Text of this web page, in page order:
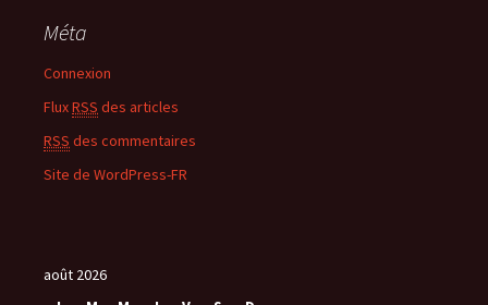
Méta
Connexion
FluxRSS des articles
RSS des commentaires
Site de WordPress-FR
août 2026